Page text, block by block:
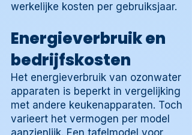
werkelijke kosten per gebruiksjaar.
Energieverbruik en
bedrijfskosten
Het energieverbruik van ozonwater
apparaten is beperkt in vergelijking
met andere keukenapparaten. Toch
varieert het vermogen per model